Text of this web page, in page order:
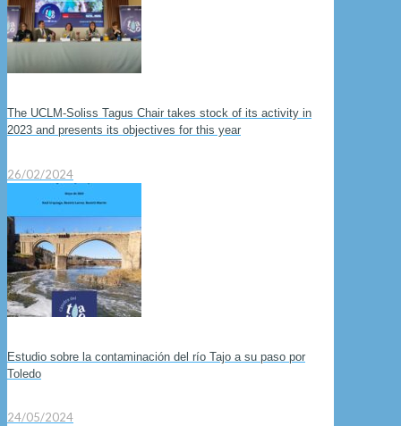
The UCLM-Soliss Tagus Chair takes stock of its activity in
2023 and presents its objectives for this year
26/02/2024
Estudio sobre la contaminación del río Tajo a su paso por
Toledo
24/05/2024